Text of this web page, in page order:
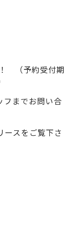
（予約受付期
フまでお問い合
ースをご覧下さ